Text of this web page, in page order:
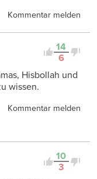
Kommentar melden
14
6
Hisbollah und
wissen.
Kommentar melden
10
3